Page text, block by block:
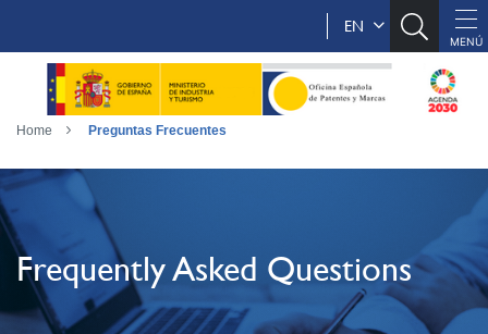
EN
Home Preguntas Frecuentes
Frequently Asked Questions